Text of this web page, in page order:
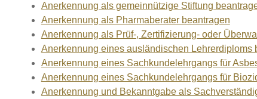
Anerkennung als gemeinnützige Stiftung
Anerkennung als Pharmaberater beantragen
Anerkennung als Prüf-, Zertifizierung- oder
Anerkennung eines ausländischen Lehrerdiploms
Anerkennung eines Sachkundelehrgangs für
Anerkennung eines Sachkundelehrgangs für
Anerkennung und Bekanntgabe als